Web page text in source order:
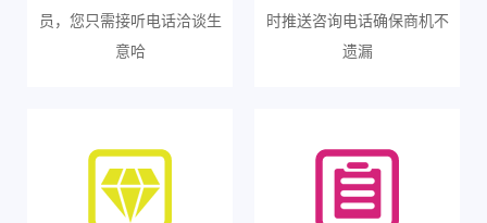
员，您只需接听电话洽谈生
意哈
时推送咨询电话确保商机不
遗漏